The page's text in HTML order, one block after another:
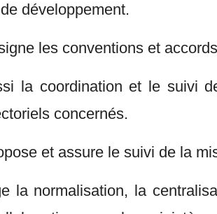
développement.
les conventions et
la coordination et le suivi
concernés.
et assure le suivi de la
la normalisation, la